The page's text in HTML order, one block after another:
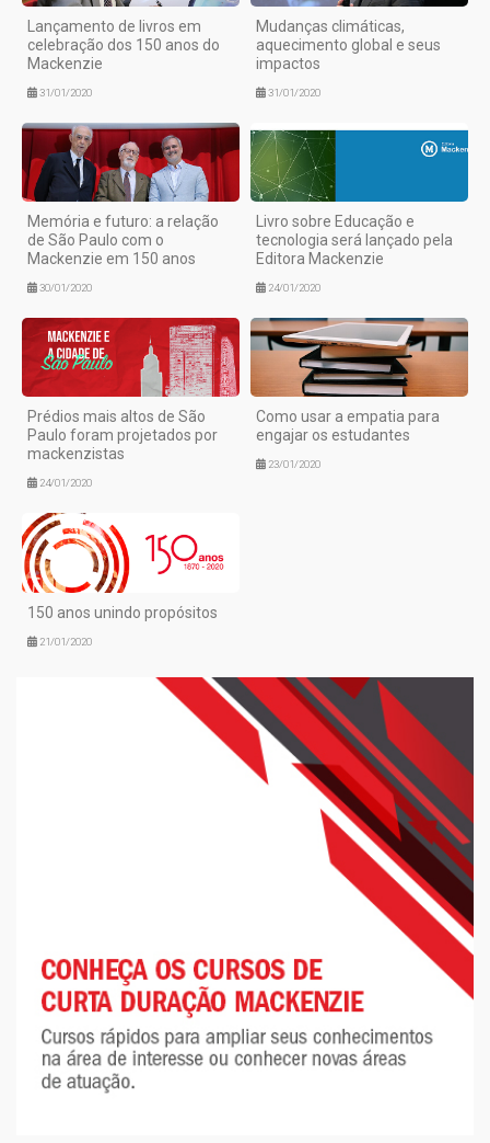
Lançamento de livros em
celebração dos 150 anos do
Mackenzie
31/01/2020
Mudanças climáticas,
aquecimento global e seus
impactos
31/01/2020
Memória e futuro: a relação
de São Paulo com o
Mackenzie em 150 anos
30/01/2020
Livro sobre Educação e
tecnologia será lançado pela
Editora Mackenzie
24/01/2020
Prédios mais altos de São
Paulo foram projetados por
mackenzistas
24/01/2020
Como usar a empatia para
engajar os estudantes
23/01/2020
150 anos unindo propósitos
21/01/2020